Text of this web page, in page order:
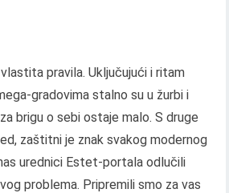
pravila. Uključujući i ritam
gradovima stalno su u žurbi i
brigu o sebi ostaje malo. S druge
zaštitni je znak svakog modernog
urednici Estet-portala odlučili
problema. Pripremili smo za vas